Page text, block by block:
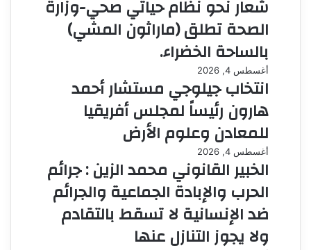
شعار نحو نظام حياتي صحي-وزارة
الصحة تطلق (ماراثون المشي)
بالساحة الخضراء.
أغسطس 4, 2026
انتخاب جيلوجي مستشار أحمد
هارون رئيساً لمجلس أفريقيا
للمعادن وعلوم الأرض
أغسطس 4, 2026
الخبير القانوني محمد الزين : جرائم
الحرب والإبادة الجماعية والجرائم
ضد الإنسانية لا تسقط بالتقادم
ولا يجوز التنازل عنها